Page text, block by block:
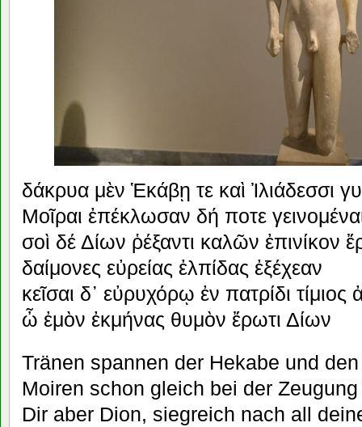
δάκρυα μὲν Ἑκάβῃ τε καὶ Ἰλιάδεσσι
Μοῖραι ἐπέκλωσαν δή ποτε
σοὶ δέ Δίων ῥέξαντι καλῶν ἐπινίκον
δαίμονες εὐρείας ἐλπίδας ἐξέχεαν
κεῖσαι δ᾽ εὐρυχόρῳ ἐν πατρίδι τίμιος
ὦ ἐμὸν ἐκμήνας θυμὸν ἔρωτι Δίων
Tränen spannen der Hekabe und
Moiren schon gleich bei der
Dir aber Dion, siegreich nach all